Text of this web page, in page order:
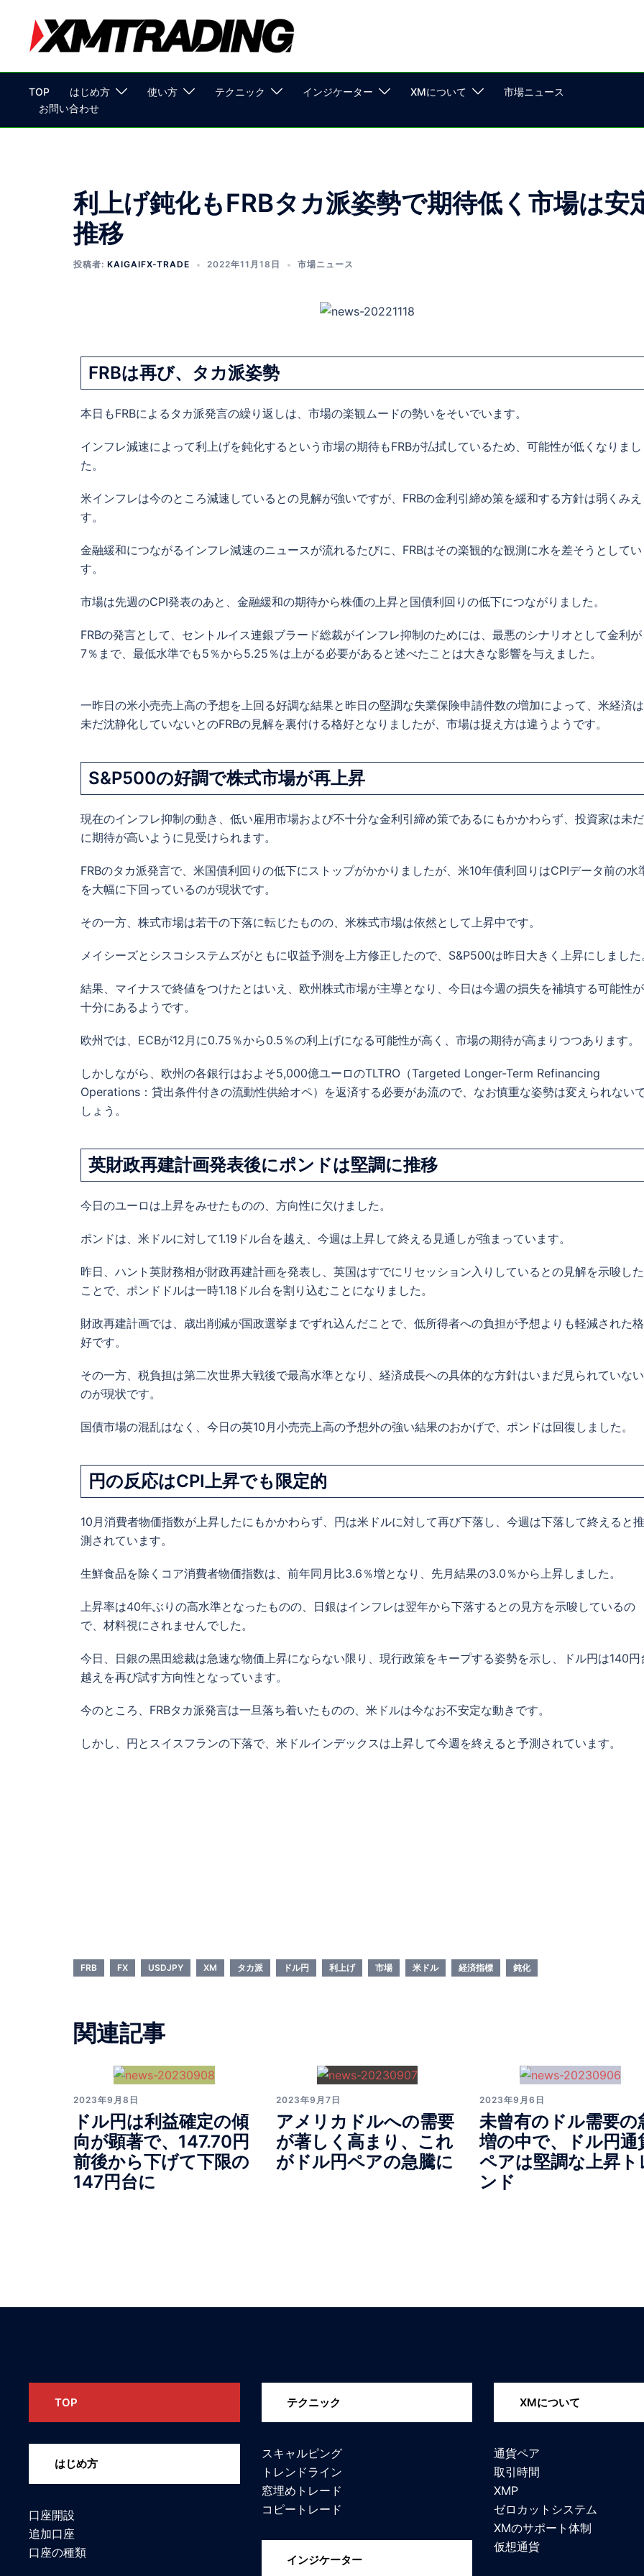
TOP はじめ方 使い方 テクニック インジケーター XMについて
市場ニュース
お問い合わせ
利上げ鈍化もFRBタカ派姿勢で期待低く市場は安
推移
投稿者: KAIGAIFX-TRADE 2022年11月18日 市場ニュース
FRBは再び、タカ派姿勢
本日もFRBによるタカ派発言の繰り返しは、市場の楽観ムードの勢いをそいでいます。
インフレ減速によって利上げを鈍化するという市場の期待もFRBが払拭しているため、可能性が低くなりまし
た。
米インフレは今のところ減速しているとの見解が強いですが、FRBの金利引締め策を緩和する方針は弱くみ
す。
金融緩和につながるインフレ減速のニュースが流れるたびに、FRBはその楽観的な観測に水を差そうとして
す。
市場は先週のCPI発表のあと、金融緩和の期待から株価の上昇と国債利回りの低下につながりました。
FRBの発言として、セントルイス連銀ブラード総裁がインフレ抑制のためには、最悪のシナリオとして金利が
7％まで、最低水準でも5％から5.25％は上がる必要があると述べたことは大きな影響を与えました。
一昨日の米小売売上高の予想を上回る好調な結果と昨日の堅調な失業保険申請件数の増加によって、米経済は
未だ沈静化していないとのFRBの見解を裏付ける格好となりましたが、市場は捉え方は違うようです。
S&P500の好調で株式市場が再上昇
現在のインフレ抑制の動き、低い雇用市場および不十分な金利引締め策であるにもかかわらず、投資家は未だ
に期待が高いように見受けられます。
FRBのタカ派発言で、米国債利回りの低下にストップがかかりましたが、米10年債利回りはCPIデータ前の水
を大幅に下回っているのが現状です。
その一方、株式市場は若干の下落に転じたものの、米株式市場は依然として上昇中です。
メイシーズと シスコシステムズがともに収益予測を上方修正したので、S&P500は昨日大きく上昇にしました
結果、マイナスで終値をつけたとはいえ、欧州株式市場が主導となり、今日は今週の損失を補填する可能性が
十分にあるようです。
欧州では、ECBが12月に0.75％から0.5％の利上げになる可能性が高く、市場の期待が高まりつつあります。
しかしながら、欧州の各銀行はおよそ5,000億ユーロのTLTRO（Targeted Longer-Term Refinancing
Operations：貸出条件付きの流動性供給オペ）を返済する必要があ流ので、なお慎重な姿勢は変えられない
しょう。
英財政再建計画発表後にポンドは堅調に推移
今日のユーロは上昇をみせたものの、方向性に欠けました。
ポンドは、米ドルに対して1.19ドル台を越え、今週は上昇して終える見通しが強まっています。
昨日、ハント英財務相が財政再建計画を発表し、英国はすでにリセッション入りしているとの見解を示唆した
ことで、ポンドドルは一時1.18ドル台を割り込むことになりました。
財政再建計画では、歳出削減が国政選挙までずれ込んだことで、低所得者への負担が予想よりも軽減された格
好です。
その一方、税負担は第二次世界大戦後で最高水準となり、経済成長への具体的な方針はいまだ見られていない
のが現状です。
国債市場の混乱はなく、今日の英10月小売売上高の予想外の強い結果のおかげで、ポンドは回復しました。
円の反応はCPI上昇でも限定的
10月消費者物価指数が上昇したにもかかわらず、円は米ドルに対して再び下落し、今週は下落して終えると推
測されています。
生鮮食品を除くコア消費者物価指数は、前年同月比3.6％増となり、先月結果の3.0％から上昇しました。
上昇率は40年ぶりの高水準となったものの、日銀はインフレは翌年から下落するとの見方を示唆しているの
で、材料視にされませんでした。
今日、日銀の黒田総裁は急速な物価上昇にならない限り、現行政策をキープする姿勢を示し、ドル円は140円
越えを再び試す方向性となっています。
今のところ、FRBタカ派発言は一旦落ち着いたものの、米ドルは今なお不安定な動きです。
しかし、円とスイスフランの下落で、米ドルインデックスは上昇して今週を終えると予測されています。
FRB FX USDJPY XM タカ派 ドル円 利上げ 市場 米ドル 経済指標 鈍化
関連記事
2023年9月8日
ドル円は利益確定の傾
向が顕著で、147.70円
前後から下げて下限の
147円台に
2023年9月7日
アメリカドルへの需要
が著しく高まり、これ
がドル円ペアの急騰に
2023年9月6日
未曾有のドル需要の
増の中で、ドル円通
ペアは堅調な上昇ト
ンド
TOP
はじめ方
口座開設
追加口座
口座の種類
テクニック
スキャルピング
トレンドライン
窓埋めトレード
コピートレード
インジケーター
XMについて
通貨ペア
取引時間
XMP
ゼロカットシステム
XMのサポート体制
仮想通貨